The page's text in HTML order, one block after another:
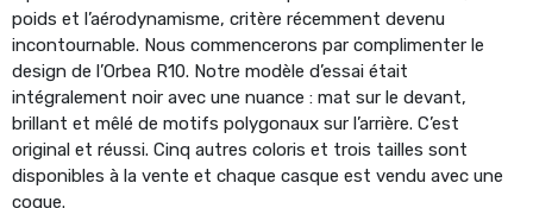
poids et l’aérodynamisme, critère récemment devenu
incontournable. Nous commencerons par complimenter le
design de l’Orbea R10. Notre modèle d’essai était
intégralement noir avec une nuance : mat sur le devant,
brillant et mêlé de motifs polygonaux sur l’arrière. C’est
original et réussi. Cinq autres coloris et trois tailles sont
disponibles à la vente et chaque casque est vendu avec une
coque.